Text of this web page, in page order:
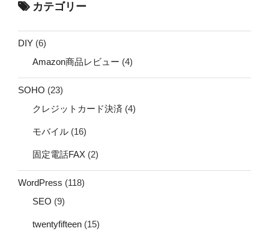
カテゴリー
DIY (6)
Amazon商品レビュー (4)
SOHO (23)
クレジットカード決済 (4)
モバイル (16)
固定電話FAX (2)
WordPress (118)
SEO (9)
twentyfifteen (15)